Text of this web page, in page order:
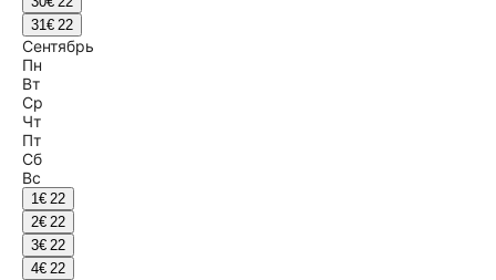
31€ 22
Сентябрь
Пн
Вт
Ср
Чт
Пт
Сб
Вс
1€ 22
2€ 22
3€ 22
4€ 22